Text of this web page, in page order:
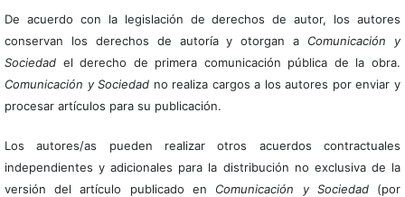
De acuerdo con la legislación de derechos de autor, los autores
conservan los derechos de autoría y otorgan a Comunicación y
Sociedadel derecho de primera comunicación pública de la obra.
Comunicación y Sociedad no realiza cargos a los autores por enviar y
procesar artículos para su publicación.
Los autores/as pueden realizar otros acuerdos contractuales
independientes y adicionales para la distribución no exclusiva de la
versión del artículo publicado en Comunicación y Sociedad(por